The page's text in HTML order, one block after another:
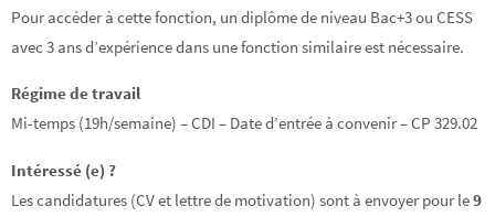
Pour accéder à cette fonction, un diplôme de niveau Bac+3 ou CESS
avec 3 ans d’expérience dans une fonction similaire est nécessaire.
Régime de travail
Mi-temps (19h/semaine) – CDI – Date d’entrée à convenir – CP 329.02
Intéressé (e) ?
Les candidatures (CV et lettre de motivation) sont à envoyer pour le9